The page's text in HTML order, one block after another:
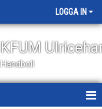
LOGGA IN
KFUM
Handboll